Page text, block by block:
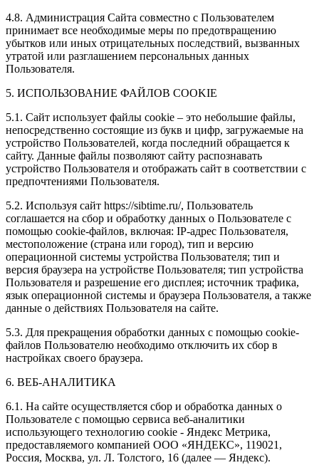
4.8. Администрация Сайта совместно с Пользователем
принимает все необходимые меры по предотвращению
убытков или иных отрицательных последствий, вызванных
утратой или разглашением персональных данных
Пользователя.
5. ИСПОЛЬЗОВАНИЕ ФАЙЛОВ COOKIE
5.1. Сайт использует файлы cookie – это небольшие файлы,
непосредственно состоящие из букв и цифр, загружаемые на
устройство Пользователей, когда последний обращается к
сайту. Данные файлы позволяют сайту распознавать
устройство Пользователя и отображать сайт в соответствии с
предпочтениями Пользователя.
5.2. Используя сайт https://sibtime.ru/, Пользователь
соглашается на сбор и обработку данных о Пользователе с
помощью cookie-файлов, включая: IP-адрес Пользователя,
местоположение (страна или город), тип и версию
операционной системы устройства Пользователя; тип и
версия браузера на устройстве Пользователя; тип устройства
Пользователя и разрешение его дисплея; источник трафика,
язык операционной системы и браузера Пользователя, а также
данные о действиях Пользователя на сайте.
5.3. Для прекращения обработки данных с помощью cookie-
файлов Пользователю необходимо отключить их сбор в
настройках своего браузера.
6. ВЕБ-АНАЛИТИКА
6.1. На сайте осуществляется сбор и обработка данных о
Пользователе с помощью сервиса веб-аналитики
использующего технологию cookie - Яндекс Метрика,
предоставляемого компанией ООО «ЯНДЕКС», 119021,
Россия, Москва, ул. Л. Толстого, 16 (далее — Яндекс).